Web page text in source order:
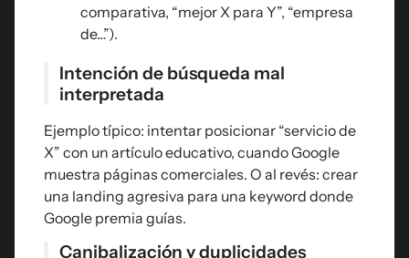
comparativa, “mejor X para Y”, “empresa
de…”).
Intención de búsqueda mal
interpretada
Ejemplo típico: intentar posicionar “servicio de
X” con un artículo educativo, cuando Google
muestra páginas comerciales. O al revés: crear
una landing agresiva para una keyword donde
Google premia guías.
Canibalización y duplicidades